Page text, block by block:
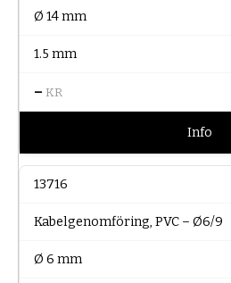
Ø 14 mm
1.5 mm
– KR
Info
13716
Kabelgenomföring, PVC – Ø6/9
Ø 6 mm